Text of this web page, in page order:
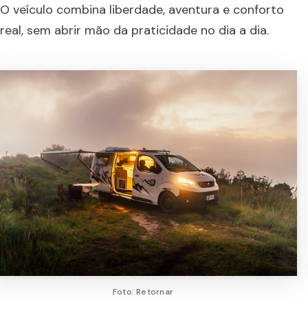
O veículo combina liberdade, aventura e conforto
real, sem abrir mão da praticidade no dia a dia.
Foto: Retornar